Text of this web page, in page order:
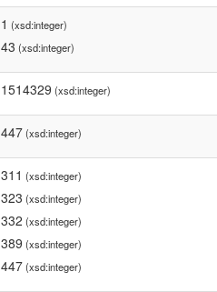
1 (xsd:integer)
43 (xsd:integer)
1514329 (xsd:integer)
447(xsd:integer)
311 (xsd:integer)
323 (xsd:integer)
332 (xsd:integer)
389 (xsd:integer)
447(xsd:integer)